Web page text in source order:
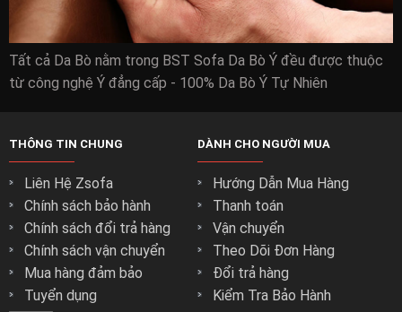
Tất cả Da Bò nằm trong BST Sofa Da Bò Ý đều được thuộc
từ công nghệ Ý đẳng cấp - 100% Da Bò Ý Tự Nhiên
THÔNG TIN CHUNG
Liên Hệ Zsofa
Chính sách bảo hành
Chính sách đổi trả hàng
Chính sách vận chuyển
Mua hàng đảm bảo
Tuyển dụng
DÀNH CHO NGƯỜI MUA
Hướng Dẫn Mua Hàng
Thanh toán
Vận chuyển
Theo Dõi Đơn Hàng
Đổi trả hàng
Kiểm Tra Bảo Hành